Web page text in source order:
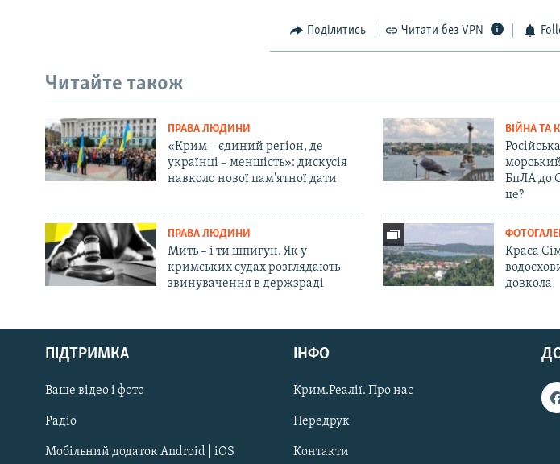
Русский
Qırımtatar
ДОЛУЧАЙСЯ!
Поділитись Читати без VPN
Читайте також
ПРАВА ЛЮДИНИ
«Крим – єдиний регіон, де
українці – меншість»: дискусія
навколо нової пам'ятної дати
ВІЙНА ТА
БпЛА до
це?
ПРАВА ЛЮДИНИ
Мить – і ти шпигун. Як у
кримських судах розглядають
звинувачення в держзраді
Краса
довкола
ПІДТРИМКА
Ваше відео і фото
Радіо
Мобільний додаток Android | iOS
ІНФО
Крим.Реалії. Про нас
Передрук
Контакти